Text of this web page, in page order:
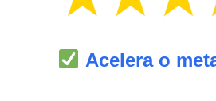
Acelera o